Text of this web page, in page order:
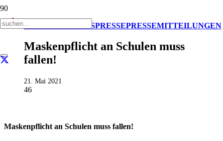
AKTUELL IMPULSPRESSEPRESSEMITTEILUNGEN
Maskenpflicht an Schulen muss
fallen!
21. Mai 2021
46
Maskenpflicht an Schulen muss fallen!